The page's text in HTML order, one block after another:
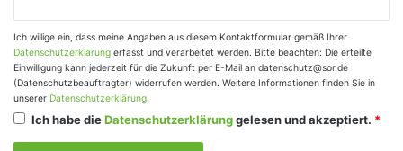
Ich willige ein, dass meine Angaben aus diesem Kontaktformular gemäß Ihrer
Datenschutzerklärung erfasst und verarbeitet werden. Bitte beachten: Die erteilte
Einwilligung kann jederzeit für die Zukunft per E-Mail an datenschutz@sor.de
(Datenschutzbeauftragter) widerrufen werden. Weitere Informationen finden Sie in
unserer Datenschutzerklärung.
Ich habe dieDatenschutzerklärunggelesen und akzeptiert. *